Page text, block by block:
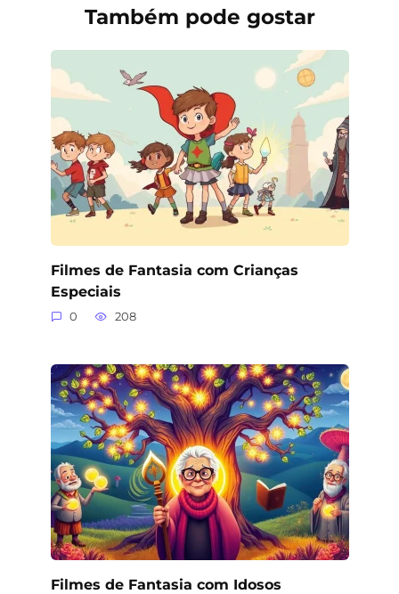
Também pode gostar
Filmes de Fantasia com Crianças
Especiais
0 208
Filmes de Fantasia com Idosos